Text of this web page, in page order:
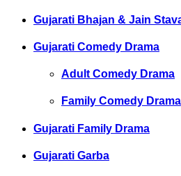
Gujarati Bhajan & Jain
Gujarati Comedy Drama
Adult Comedy Drama
Family Comedy Drama
Gujarati Family Drama
Gujarati Garba